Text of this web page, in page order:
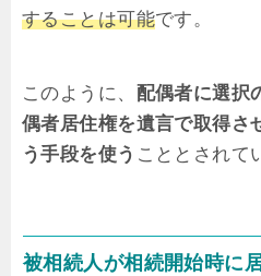
することは可能です。
このように、 配偶者に選択
偶者居住権を遺言で取得さ
う手段を使う こととされて
被相続人が相続開始時に